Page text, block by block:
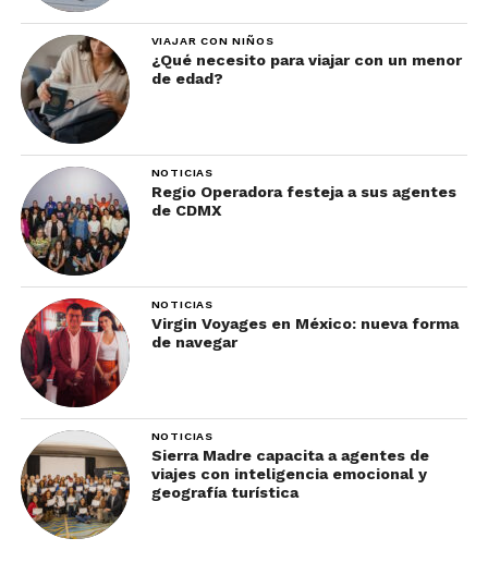
VIAJAR CON NIÑOS
¿Qué necesito para viajar con un menor
de edad?
NOTICIAS
Regio Operadora festeja a sus agentes
de CDMX
NOTICIAS
Virgin Voyages en México: nueva forma
de navegar
NOTICIAS
Sierra Madre capacita a agentes de
viajes con inteligencia emocional y
geografía turística